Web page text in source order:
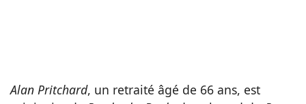
Alan Pritchard, un retraité âgé de 66 ans, est